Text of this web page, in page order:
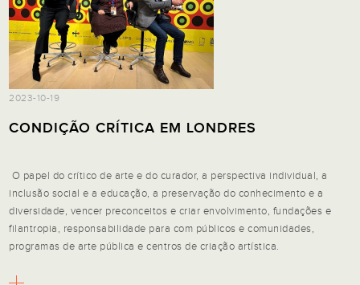
2023-10-19
CONDIÇÃO CRÍTICA EM LONDRES
O papel do crítico de arte e do curador, a perspectiva individual, a
inclusão social e a educação, a preservação do conhecimento e a
diversidade, vencer preconceitos e criar envolvimento, fundações e
filantropia, responsabilidade para com públicos e comunidades,
programas de arte pública e centros de criação artística.